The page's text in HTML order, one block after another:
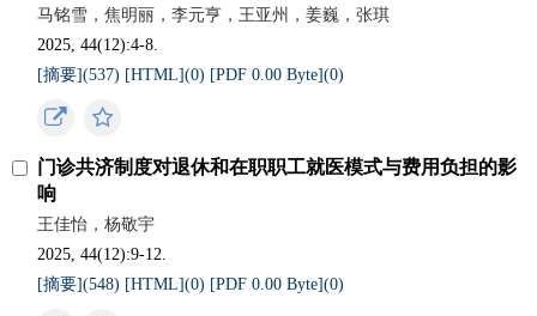
马铭雪，焦明丽，李元亨，王亚州，姜巍，张琪
2025, 44(12):4-8.
[摘要](537) [HTML](0) [PDF 0.00 Byte](0)
门诊共济制度对退休和在职职工就医模式与费用负担的影
响
王佳怡，杨敬宇
2025, 44(12):9-12.
[摘要](548) [HTML](0) [PDF 0.00 Byte](0)